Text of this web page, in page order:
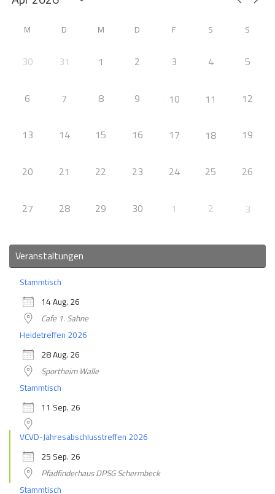
M D M D F S S
30 31 1 2 3 4 5
6 7 8 9 10 11 12
13 14 15 16 17 18 19
20 21 22 23 24 25 26
27 28 29 30 1 2 3
Veranstaltungen
Stammtisch
14 Aug. 26
Cafe 1. Sahne
Heidetreffen 2026
28 Aug. 26
Sportheim Walle
Stammtisch
11 Sep. 26
VCVD-Jahresabschlusstreffen 2026
25 Sep. 26
Pfadfinderhaus DPSG Schermbeck
Stammtisch